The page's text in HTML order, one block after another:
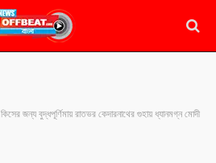
কিসের জন্য বুদ্ধপূর্ণিমায় রাতভর কেদারনাথের গুহায় ধ্যানমগ্ন মোদী